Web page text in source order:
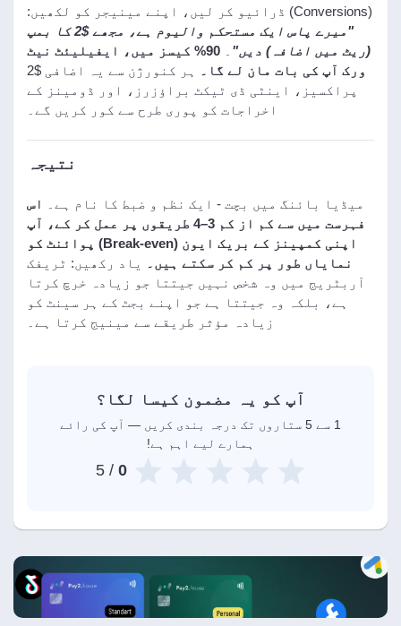
(Conversions) ڈرائیو کر لیں، اپنے مینیجر کو لکھیں:
"میرے پاس ایک مستحکم والیوم ہے، مجھے $2 کا بمپ
(ریٹ میں اضافہ) دیں"
90% کیسز میں، ایفیلیئٹ نیٹ
ورک آپ کی بات مان لے گا۔
ہر کنورژن سے یہ اضافی $2
پراکسیز، اینٹی ڈی ٹیکٹ براؤزرز، اور ڈومینز کے
اخراجات کو پوری طرح سے کور کریں گے۔
نتیجہ
میڈیا بائنگ میں بچت - ایک نظم و ضبط کا نام ہے۔
اس
فہرست میں سے کم از کم 3–4 طریقوں پر عمل کر کے، آپ
اپنی کمپینز کے بریک ایون (Break-even) پوائنٹ کو
نمایاں طور پر کم کر سکتے ہیں۔
یاد رکھیں: ٹریفک
آربٹریج میں وہ شخص نہیں جیتتا جو زیادہ خرچ کرتا
ہے، بلکہ وہ جیتتا ہے جو اپنے بجٹ کے ہر سینٹ کو
زیادہ مؤثر طریقے سے مینیج کرتا ہے۔
آپ کو یہ مضمون کیسا لگا؟
1 سے 5 ستاروں تک درجہ بندی کریں — آپ کی رائے
ہمارے لیے اہم ہے!
0
/ 5